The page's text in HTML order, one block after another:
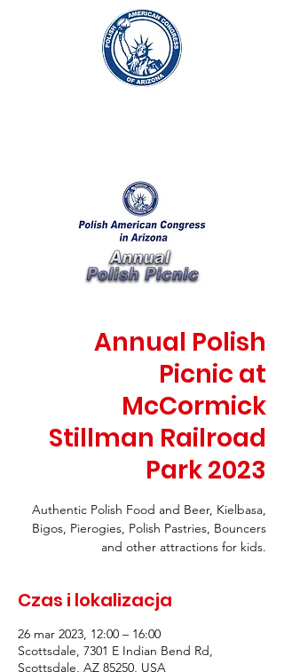
Annual Polish
Picnic at
McCormick
Stillman Railroad
Park 2023
Authentic Polish Food and Beer, Kielbasa,
Bigos, Pierogies, Polish Pastries, Bouncers
and other attractions for kids.
Czas i lokalizacja
26 mar 2023, 12:00 – 16:00
Scottsdale, 7301 E Indian Bend Rd,
Scottsdale, AZ 85250, USA